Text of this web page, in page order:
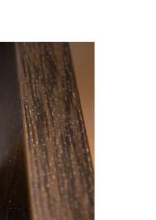
состоянием как основа
антихрупких команд